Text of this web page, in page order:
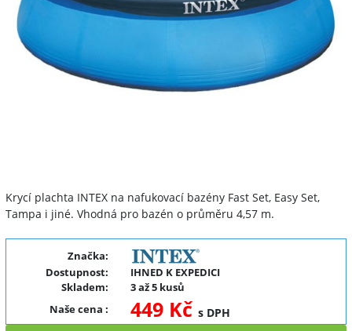
Předchozí Další
Krycí plachta INTEX na nafukovací bazény Fast Set, Easy Set,
Tampa i jiné. Vhodná pro bazén o průměru 4,57 m.
Značka:
Dostupnost:
IHNED K EXPEDICI
Skladem:
3 až 5 kusů
Naše cena : 449 Kč s DPH